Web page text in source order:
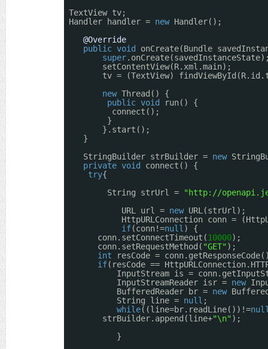
TextView tv;
Handler handler = new Handler();
@Override
public void
onCreate(Bundle
super
setContentView(R.xml.main);
tv = (TextView)
new Thread() {
public void
run() {
connect();
}
}.start();
}
StringBuilder strBuilder = new
private void
connect() {
try{
String strUrl =
"http://
URL url = new URL(strUrl);
HttpURLConnection conn =
if(conn!=null ) {
conn.setConnectTimeout(10000);
conn.setRequestMethod( "GET");
int
resCode =
if(resCode ==
InputStream is =
InputStreamReader isr = new
BufferedReader br = new
String line = null ;
while((line=br.readLine())!=
strBuilder.append(line+"\n");
}